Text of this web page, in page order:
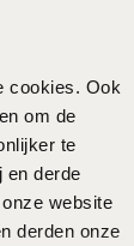
cookies. Ook
om de
te
en derde
website
derden onze
Maar
iets